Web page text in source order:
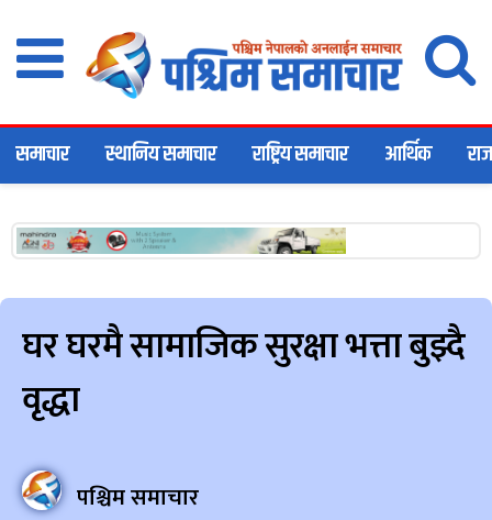
समाचार स्थानिय समाचार राष्ट्रिय समाचार आर्थिक
घर घरमै सामाजिक सुरक्षा भत्ता बुझ्दै
वृद्धा
पश्चिम समाचार